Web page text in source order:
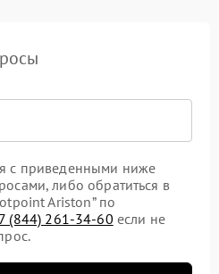
с приведенными ниже
либо обратиться в
Ariston” по
(844) 261-34-60 если не